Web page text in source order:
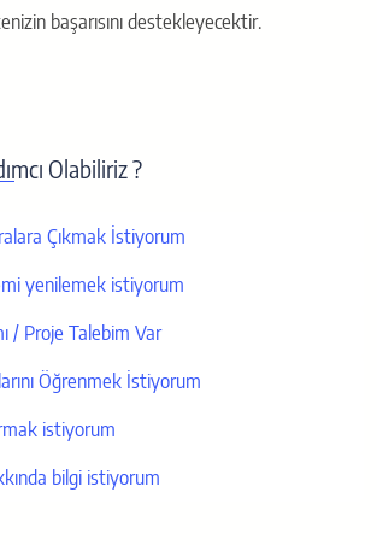
başarısını destekleyecektir.
Olabiliriz ?
Çıkmak İstiyorum
yenilemek istiyorum
/ Proje Talebim Var
Öğrenmek İstiyorum
istiyorum
bilgi istiyorum